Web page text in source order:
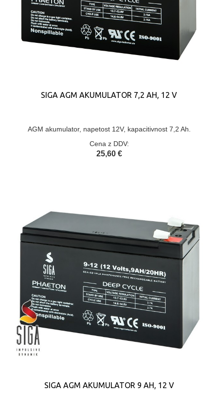
SIGA AGM AKUMULATOR 7,2 AH, 12 V
AGM akumulator, napetost 12V, kapacitivnost 7,2 Ah.
Cena z DDV:
25,60 €
SIGA AGM AKUMULATOR 9 AH, 12 V